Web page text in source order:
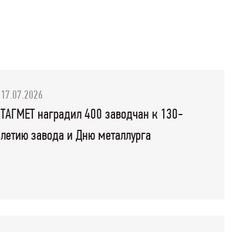
17.07.2026
ТАГМЕТ наградил 400 заводчан к 130-
летию завода и Дню металлурга